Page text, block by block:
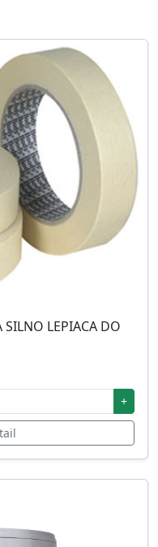
SILNO LEPIACA DO
+